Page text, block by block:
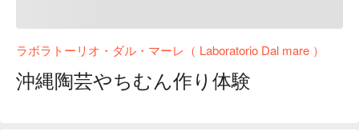
ラボラトーリオ・ダル・マーレ（ Laboratorio Dal mare ）
沖縄陶芸やちむん作り体験